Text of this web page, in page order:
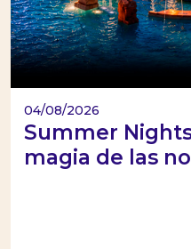
04/08/2026
Summer
magia de las